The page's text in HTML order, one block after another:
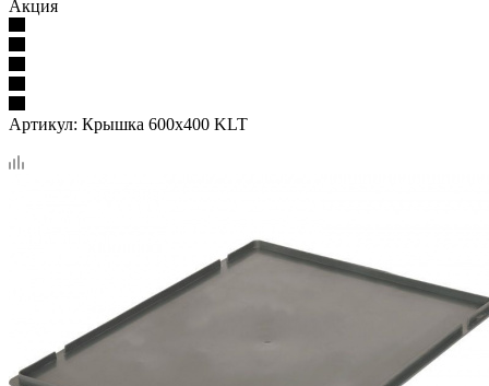
Акция
Артикул: Крышка 600х400 KLT